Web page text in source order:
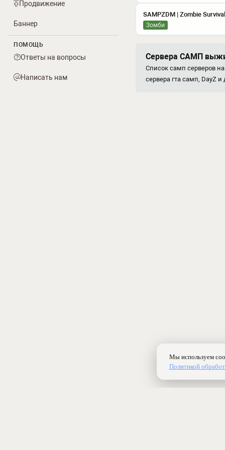
Продвижение
Баннер
ПОМОЩЬ
Ответы на вопросы
Написать нам
SAMPZDM | Zombie Survival
Зомби
Сервера САМП
Список самп серверов
сервера гта самп, DayZ